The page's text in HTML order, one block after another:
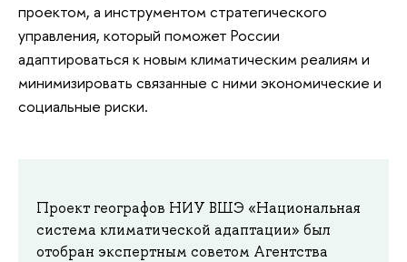
проектом, а инструментом стратегического
управления, который поможет России
адаптироваться к новым климатическим реалиям и
минимизировать связанные с ними экономические и
социальные риски.
Проект географов НИУ ВШЭ «Национальная
система климатической адаптации» был
отобран экспертным советом Агентства